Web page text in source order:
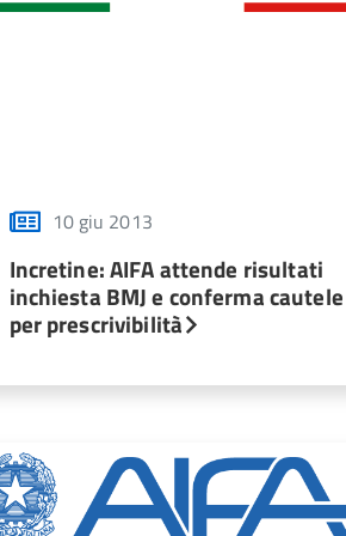
10 giu 2013
Incretine: AIFA attende risultati
inchiesta BMJ e conferma cautele
per prescrivibilità